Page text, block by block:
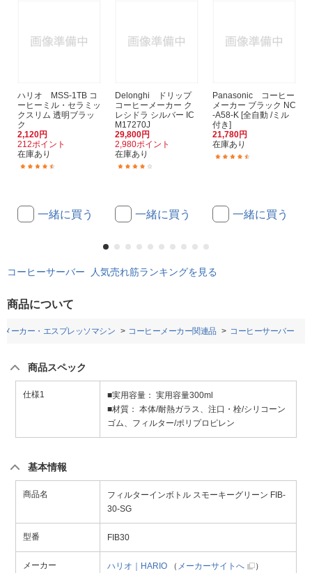
ハリオ MSS-1TB コ
ーヒーミル・セラミッ
クスリム 透明ブラッ
ク
2,120円
212ポイント
在庫あり
一緒に買う
Delonghi ドリップ
コーヒーメーカー ク
レシドラ シルバー IC
M17270J
29,800円
2,980ポイント
在庫あり
一緒に買う
Panasonic コーヒー
メーカー ブラック NC
-A58-K [全自動 /ミル
付き]
21,780円
在庫あり
一緒に買う
コーヒーサーバー 人気売れ筋ランキングを見る
商品について
メーカー・エスプレッソマシン コーヒーメーカー関連品 コーヒーサーバー
商品スペック
仕様1
■実用容量： 実用容量300ml
■材質： 本体/耐熱ガラス、注口・栓/シリコーン
ゴム、フィルター/ポリプロピレン
基本情報
商品名
フィルターインボトル スモーキーグリーン FIB-
30-SG
型番 FIB30
メーカー ハリオ｜HARIO （ メーカーサイトへ ）